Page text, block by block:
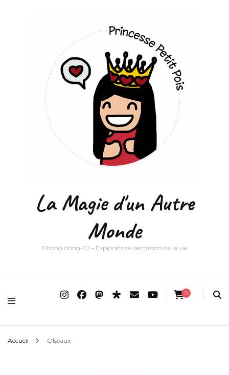
La Magie d'un Autre
Monde
Phong Hong-Gi – Exploratrice des trésors de la vie
0
Accueil OIseaux